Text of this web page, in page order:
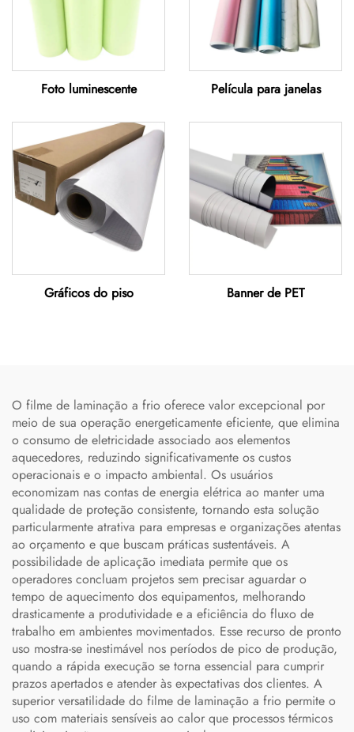
Foto luminescente Película para janelas
Gráficos do piso Banner de PET
O filme de laminação a frio oferece valor excepcional por
meio de sua operação energeticamente eficiente, que elimina
o consumo de eletricidade associado aos elementos
aquecedores, reduzindo significativamente os custos
operacionais e o impacto ambiental. Os usuários
economizam nas contas de energia elétrica ao manter uma
qualidade de proteção consistente, tornando esta solução
particularmente atrativa para empresas e organizações atentas
ao orçamento e que buscam práticas sustentáveis. A
possibilidade de aplicação imediata permite que os
operadores concluam projetos sem precisar aguardar o
tempo de aquecimento dos equipamentos, melhorando
drasticamente a produtividade e a eficiência do fluxo de
trabalho em ambientes movimentados. Esse recurso de pronto
uso mostra-se inestimável nos períodos de pico de produção,
quando a rápida execução se torna essencial para cumprir
prazos apertados e atender às expectativas dos clientes. A
superior versatilidade do filme de laminação a frio permite o
uso com materiais sensíveis ao calor que processos térmicos